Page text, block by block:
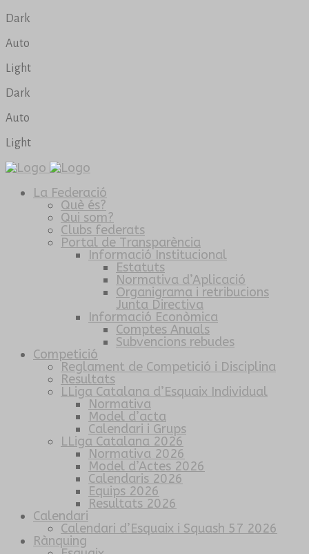
Dark
Auto
Light
Dark
Auto
Light
La Federació
Què és?
Qui som?
Clubs federats
Portal de Transparència
Informació Institucional
Estatuts
Normativa d’Aplicació
Organigrama i retribucions
Junta Directiva
Informació Econòmica
Comptes Anuals
Subvencions rebudes
Competició
Reglament de Competició i Disciplina
Resultats
LLiga Catalana d’Esquaix Individual
Normativa
Model d’acta
Calendari i Grups
LLiga Catalana 2026
Normativa 2026
Model d’Actes 2026
Calendaris 2026
Equips 2026
Resultats 2026
Calendari
Calendari d’Esquaix i Squash 57 2026
Rànquing